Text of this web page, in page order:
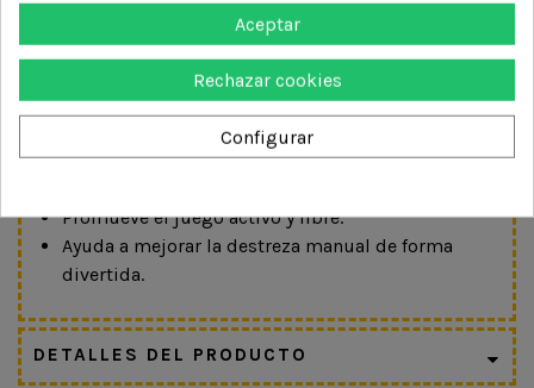
Desarrolla la coordinación óculo-manual.
Favorece la motricidad fina y la precisión de
Estimula la concentración y la perseverancia.
Potencia la comprensión de conceptos físicos
como el giro y el equilibrio.
Promueve el juego activo y libre.
Ayuda a mejorar la destreza manual de forma
divertida.
DETALLES DEL PRODUCTO
Aceptar
Rechazar cookies
Configurar